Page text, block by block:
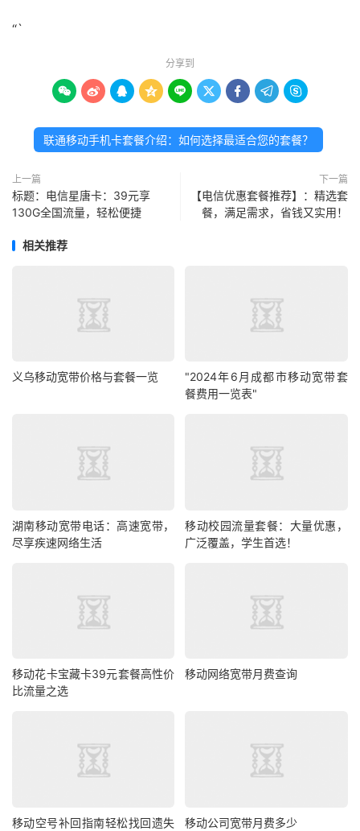
“`
分享到
        
联通移动手机卡套餐介绍：如何选择最适合您的套餐？
上一篇
标题：电信星唐卡：39元享
130G全国流量，轻松便捷
下一篇
【电信优惠套餐推荐】：精选套
餐，满足需求，省钱又实用！
相关推荐
义乌移动宽带价格与套餐一览
"2024年6月成都市移动宽带套
餐费用一览表"
湖南移动宽带电话：高速宽带，
尽享疾速网络生活
移动校园流量套餐：大量优惠，
广泛覆盖，学生首选！
移动花卡宝藏卡39元套餐高性价
比流量之选
移动网络宽带月费查询
移动空号补回指南轻松找回遗失 移动公司宽带月费多少